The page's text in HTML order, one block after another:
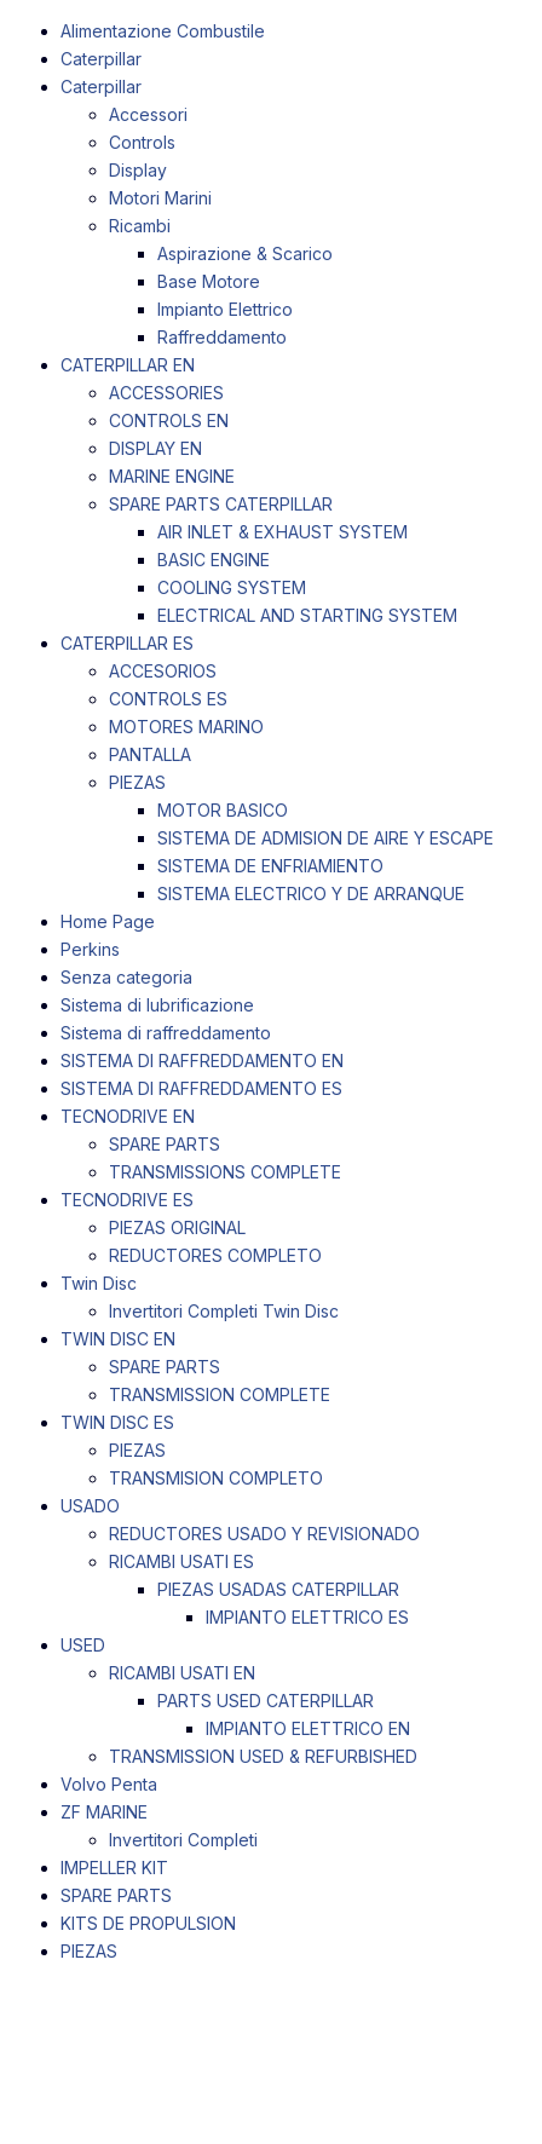
Alimentazione Combustile
Caterpillar
Caterpillar
Accessori
Controls
Display
Motori Marini
Ricambi
Aspirazione & Scarico
Base Motore
Impianto Elettrico
Raffreddamento
CATERPILLAR EN
ACCESSORIES
CONTROLS EN
DISPLAY EN
MARINE ENGINE
SPARE PARTS CATERPILLAR
AIR INLET & EXHAUST SYSTEM
BASIC ENGINE
COOLING SYSTEM
ELECTRICAL AND STARTING SYSTEM
CATERPILLAR ES
ACCESORIOS
CONTROLS ES
MOTORES MARINO
PANTALLA
PIEZAS
MOTOR BASICO
SISTEMA DE ADMISION DE AIRE Y ESCAPE
SISTEMA DE ENFRIAMIENTO
SISTEMA ELECTRICO Y DE ARRANQUE
Home Page
Perkins
Senza categoria
Sistema di lubrificazione
Sistema di raffreddamento
SISTEMA DI RAFFREDDAMENTO EN
SISTEMA DI RAFFREDDAMENTO ES
TECNODRIVE EN
SPARE PARTS
TRANSMISSIONS COMPLETE
TECNODRIVE ES
PIEZAS ORIGINAL
REDUCTORES COMPLETO
Twin Disc
Invertitori Completi Twin Disc
TWIN DISC EN
SPARE PARTS
TRANSMISSION COMPLETE
TWIN DISC ES
PIEZAS
TRANSMISION COMPLETO
USADO
REDUCTORES USADO Y REVISIONADO
RICAMBI USATI ES
PIEZAS USADAS CATERPILLAR
IMPIANTO ELETTRICO ES
USED
RICAMBI USATI EN
PARTS USED CATERPILLAR
IMPIANTO ELETTRICO EN
TRANSMISSION USED & REFURBISHED
Volvo Penta
ZF MARINE
Invertitori Completi
IMPELLER KIT
SPARE PARTS
KITS DE PROPULSION
PIEZAS